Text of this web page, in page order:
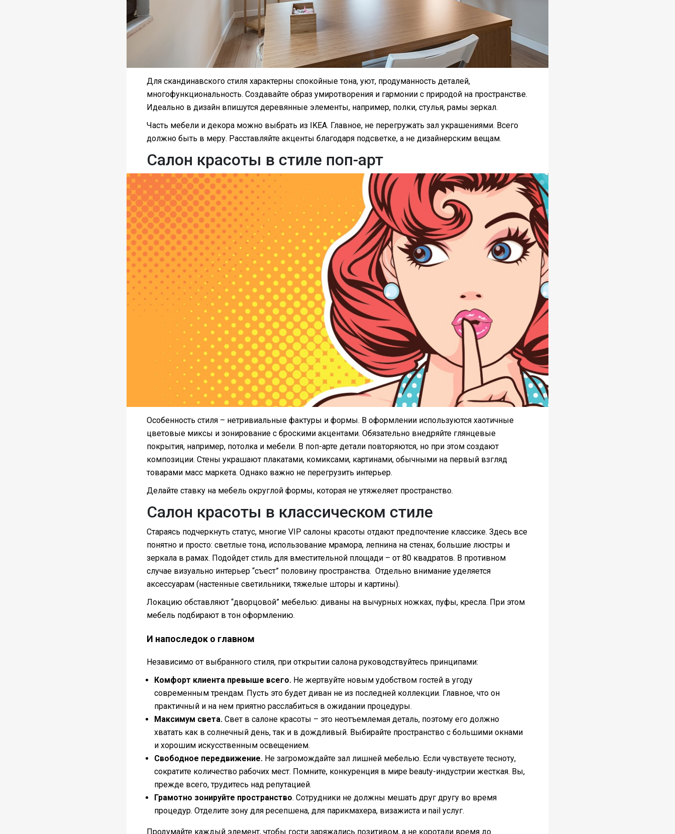
Для скандинавского стиля характерны спокойные тона, уют, продуманность деталей,
многофункциональность. Создавайте образ умиротворения и гармонии с природой на пространстве.
Идеально в дизайн впишутся деревянные элементы, например, полки, стулья, рамы зеркал.
Часть мебели и декора можно выбрать из IKEA. Главное, не перегружать зал украшениями. Всего
должно быть в меру. Расставляйте акценты благодаря подсветке, а не дизайнерским вещам.
Салон красоты в стиле поп-арт
Особенность стиля – нетривиальные фактуры и формы. В оформлении используются хаотичные
цветовые миксы и зонирование с броскими акцентами. Обязательно внедряйте глянцевые
покрытия, например, потолка и мебели. В поп-арте детали повторяются, но при этом создают
композиции. Стены украшают плакатами, комиксами, картинами, обычными на первый взгляд
товарами масс маркета. Однако важно не перегрузить интерьер.
Делайте ставку на мебель округлой формы, которая не утяжеляет пространство.
Салон красоты в классическом стиле
Стараясь подчеркнуть статус, многие VIP салоны красоты отдают предпочтение классике. Здесь все
понятно и просто: светлые тона, использование мрамора, лепнина на стенах, большие люстры и
зеркала в рамах. Подойдет стиль для вместительной площади – от 80 квадратов. В противном
случае визуально интерьер “съест” половину пространства. Отдельно внимание уделяется
аксессуарам (настенные светильники, тяжелые шторы и картины).
Локацию обставляют “дворцовой” мебелью: диваны на вычурных ножках, пуфы, кресла. При этом
мебель подбирают в тон оформлению.
И напоследок о главном
Независимо от выбранного стиля, при открытии салона руководствуйтесь принципами:
Комфорт клиента превыше всего. Не жертвуйте новым удобством гостей в угоду
современным трендам. Пусть это будет диван не из последней коллекции. Главное, что он
практичный и на нем приятно расслабиться в ожидании процедуры.
Максимум света. Свет в салоне красоты – это неотъемлемая деталь, поэтому его должно
хватать как в солнечный день, так и в дождливый. Выбирайте пространство с большими окнами
и хорошим искусственным освещением.
Свободное передвижение. Не загромождайте зал лишней мебелью. Если чувствуете тесноту,
сократите количество рабочих мест. Помните, конкуренция в мире beauty-индустрии жесткая. Вы,
прежде всего, трудитесь над репутацией.
Грамотно зонируйте пространство. Сотрудники не должны мешать друг другу во время
процедур. Отделите зону для ресепшена, для парикмахера, визажиста и nail услуг.
Продумайте каждый элемент, чтобы гости заряжались позитивом, а не коротали время до